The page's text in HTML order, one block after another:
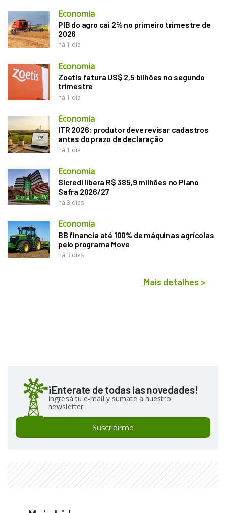
Economia
PIB do agro cai 2% no primeiro trimestre de
2026
há 1 dia
Economia
Zoetis fatura US$ 2,5 bilhões no segundo
trimestre
há 1 dia
Economia
ITR 2026: produtor deve revisar cadastros
antes do prazo de declaração
há 1 dia
Economia
Sicredi libera R$ 385,9 milhões no Plano
Safra 2026/27
há 3 dias
Economia
BB financia até 100% de máquinas agrícolas
pelo programa Move
há 3 dias
Mais detalhes >
¡Enterate de todas las novedades!
Ingresá tu e-mail y sumate a nuestro
newsletter
Suscribirme